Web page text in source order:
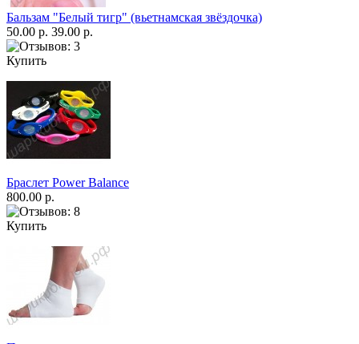
Бальзам "Белый тигр" (вьетнамская звёздочка)
50.00 р. 39.00 р.
Купить
Браслет Power Balance
800.00 р.
Купить